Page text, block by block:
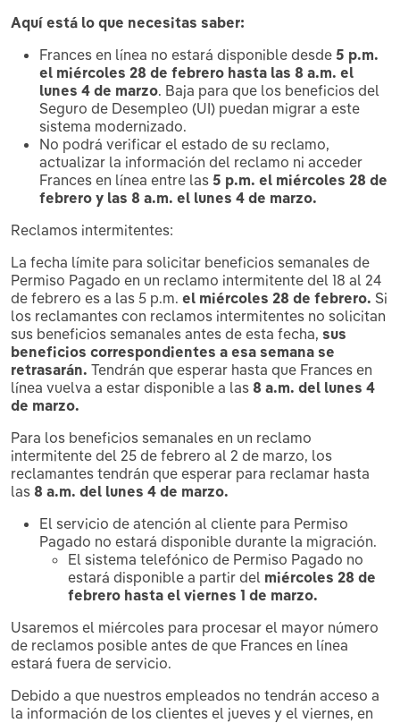
Aquí está lo que necesitas saber:
Frances en línea no estará disponible desde 5 p.m.
el miércoles 28 de febrero hasta las 8 a.m. el
lunes 4 de marzo. Baja para que los beneficios del
Seguro de Desempleo (UI) puedan migrar a este
sistema modernizado.
No podrá verificar el estado de su reclamo,
actualizar la información del reclamo ni acceder
Frances en línea entre las 5 p.m. el miércoles 28 de
febrero y las 8 a.m. el lunes 4 de marzo.
Reclamos intermitentes:
La fecha límite para solicitar beneficios semanales de
Permiso Pagado en un reclamo intermitente del 18 al 24
de febrero es a las 5 p.m. el miércoles 28 de febrero. Si
los reclamantes con reclamos intermitentes no solicitan
sus beneficios semanales antes de esta fecha, sus
beneficios correspondientes a esa semana se
retrasarán. Tendrán que esperar hasta que Frances en
línea vuelva a estar disponible a las 8 a.m. del lunes 4
de marzo.
Para los beneficios semanales en un reclamo
intermitente del 25 de febrero al 2 de marzo, los
reclamantes tendrán que esperar para reclamar hasta
las 8 a.m. del lunes 4 de marzo.
El servicio de atención al cliente para Permiso
Pagado no estará disponible durante la migración.
El sistema telefónico de Permiso Pagado no
estará disponible a partir del miércoles 28 de
febrero hasta el viernes 1 de marzo.
Usaremos el miércoles para procesar el mayor número
de reclamos posible antes de que Frances en línea
estará fuera de servicio.
Debido a que nuestros empleados no tendrán acceso a
la información de los clientes el jueves y el viernes, en